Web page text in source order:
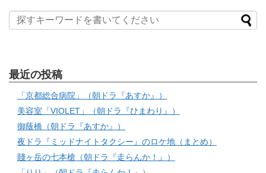
最近の投稿
「京都総合病院」（朝ドラ『あすか』）
美容室「VIOLET」（朝ドラ『ひまわり』）
御蔭橋（朝ドラ『あすか』）
夜ドラ『ミッドナイトタクシー』のロケ地（まとめ）
賤ヶ岳の七本槍（朝ドラ『走らんか！』）